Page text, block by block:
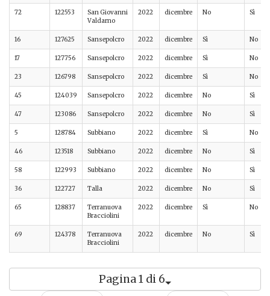
72 122553
San Giovanni
Valdarno
2022 dicembre No Sì
16 127625 Sansepolcro 2022 dicembre Sì No
17 127756 Sansepolcro 2022 dicembre Sì No
23 126798 Sansepolcro 2022 dicembre Sì No
45 124039 Sansepolcro 2022 dicembre No Sì
47 123086 Sansepolcro 2022 dicembre No Sì
5 128784 Subbiano 2022 dicembre Sì No
46 123518 Subbiano 2022 dicembre No Sì
58 122993 Subbiano 2022 dicembre No Sì
36 122727 Talla 2022 dicembre No Sì
65 128837
Terranuova
Bracciolini
2022 dicembre Sì No
69 124378
Terranuova
Bracciolini
2022 dicembre No Sì
Pagina 1 di 6